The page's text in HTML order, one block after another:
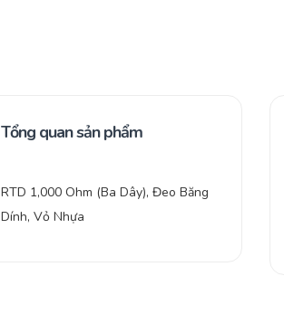
Tổng quan sản phẩm
RTD 1,000 Ohm (Ba Dây), Đeo Băng
Dính, Vỏ Nhựa